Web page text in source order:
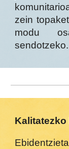
zein
modu
sendotzeko.